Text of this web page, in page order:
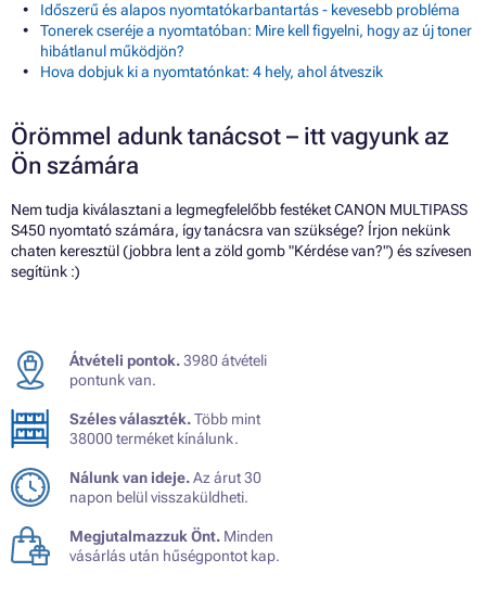
Időszerű és alapos nyomtatókarbantartás - kevesebb probléma
Tonerek cseréje a nyomtatóban: Mire kell figyelni, hogy az új toner
hibátlanul működjön?
Hova dobjuk ki a nyomtatónkat: 4 hely, ahol átveszik
Örömmel adunk tanácsot – itt vagyunk az
Ön számára
Nem tudja kiválasztani a legmegfelelőbb festéket CANON MULTIPASS
S450 nyomtató számára, így tanácsra van szüksége? Írjon nekünk
chaten keresztül (jobbra lent a zöld gomb "Kérdése van?") és szívesen
segítünk :)
Átvételi pontok.3980 átvételi
pontunk van.
Széles választék.Több mint
38000 terméket kínálunk.
Nálunk van ideje.Az árut 30
napon belül visszaküldheti.
Megjutalmazzuk Önt. Minden
vásárlás után hűségpontot kap.